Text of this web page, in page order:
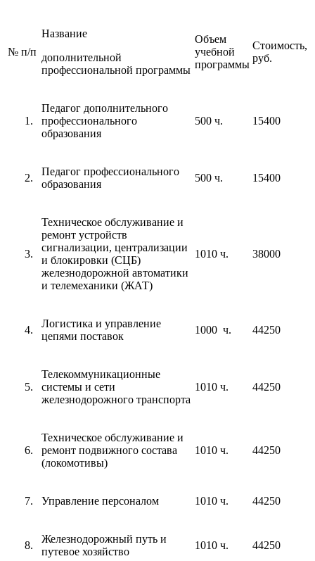
№ п/п
Название
дополнительной
профессиональной программы
Объем
учебной
программы
Стоимость,
руб.
Педагог дополнительного
профессионального
образования
500 ч. 15400
Педагог профессионального
образования
500 ч. 15400
Техническое обслуживание и
ремонт устройств
сигнализации, централизации
и блокировки (СЦБ)
железнодорожной автоматики
и телемеханики (ЖАТ)
1010 ч. 38000
Логистика и управление
цепями поставок
1000 ч. 44250
Телекоммуникационные
системы и сети
железнодорожного транспорта
1010 ч. 44250
Техническое обслуживание и
ремонт подвижного состава
(локомотивы)
1010 ч. 44250
Управление персоналом 1010 ч. 44250
Железнодорожный путь и
путевое хозяйство
1010 ч. 44250